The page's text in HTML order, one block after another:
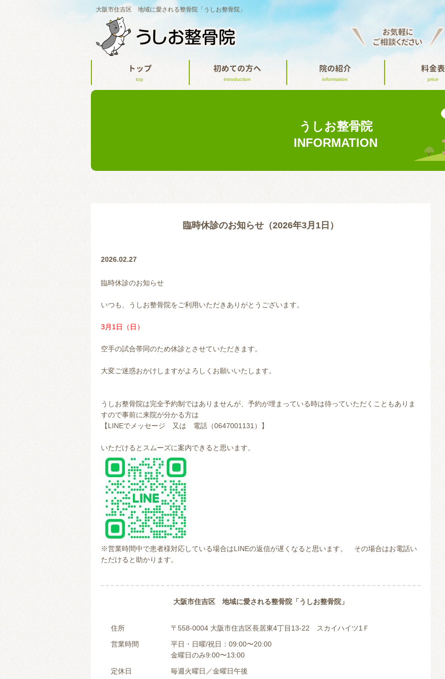
大阪市住吉区 地域に愛される整骨院「うしお整骨院」
お気軽に
ご相談ください
トップ
top
初めての方へ
introduction
院の紹介
information
料金表
price
うしお整骨院
INFORMATION
臨時休診のお知らせ（2026年3月1日）
2026.02.27
臨時休診のお知らせ
いつも、うしお整骨院をご利用いただきありがとうございます。
3月1日（日）
空手の試合帯同のため休診とさせていただきます。
大変ご迷惑おかけしますがよろしくお願いいたします。
うしお整骨院は完全予約制ではありませんが、予約が埋まっている時は待っていただくこともありま
すので事前に来院が分かる方は
【LINEでメッセージ 又は 電話（0647001131）】
いただけるとスムーズに案内できると思います。
※営業時間中で患者様対応している場合はLINEの返信が遅くなると思います。 その場合はお電話い
ただけると助かります。
大阪市住吉区 地域に愛される整骨院「うしお整骨院」
住所
〒558-0004 大阪市住吉区長居東4丁目13-22 スカイハイツ1Ｆ
営業時間
平日・日曜/祝日：09:00〜20:00
金曜日のみ9:00〜13:00
定休日
毎週火曜日／金曜日午後